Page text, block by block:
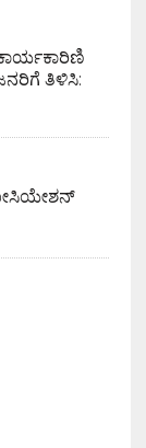
ತಿಳಿಸಿ: